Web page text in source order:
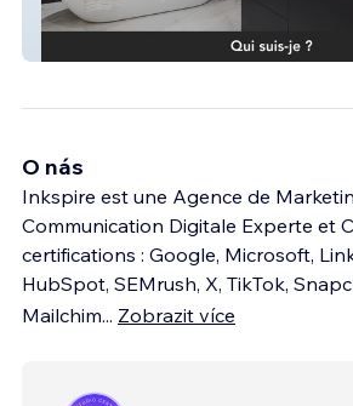
O nás
Inkspire est une Agence de
Communication Digitale Experte et
certifications : Google, Microsoft,
HubSpot, SEMrush, X, TikTok,
Mailchim... Zobrazit více